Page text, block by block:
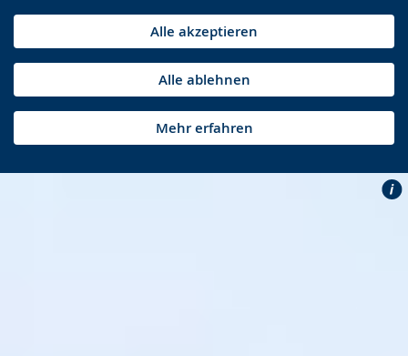
Alle akzeptieren
Alle ablehnen
Mehr erfahren